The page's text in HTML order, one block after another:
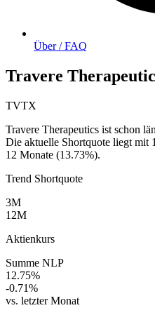
Über / FAQ
Travere
TVTX
Travere Therapeutics ist schon
Die aktuelle Shortquote liegt mit
12 Monate (13.73%).
Trend Shortquote
3M
12M
Aktienkurs
Summe NLP
12.75%
-0.71%
vs. letzter Monat